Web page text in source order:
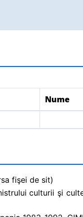
Nume
fişei de sit)
culturii şi